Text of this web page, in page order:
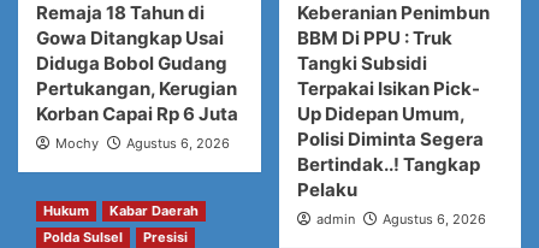
Remaja 18 Tahun di
Gowa Ditangkap Usai
Diduga Bobol Gudang
Pertukangan, Kerugian
Korban Capai Rp 6 Juta
Mochy Agustus 6, 2026
Keberanian Penimbun
BBM Di PPU : Truk
Tangki Subsidi
Terpakai Isikan Pick-
Up Didepan Umum,
Polisi Diminta Segera
Bertindak..! Tangkap
Pelaku
admin Agustus 6, 2026
Hukum
Kabar Daerah
Polda Sulsel
Presisi